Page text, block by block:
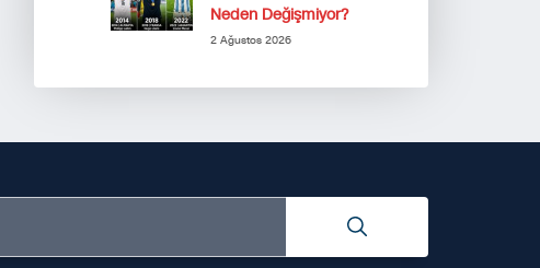
Neden Değişmiyor?
2 Ağustos 2026